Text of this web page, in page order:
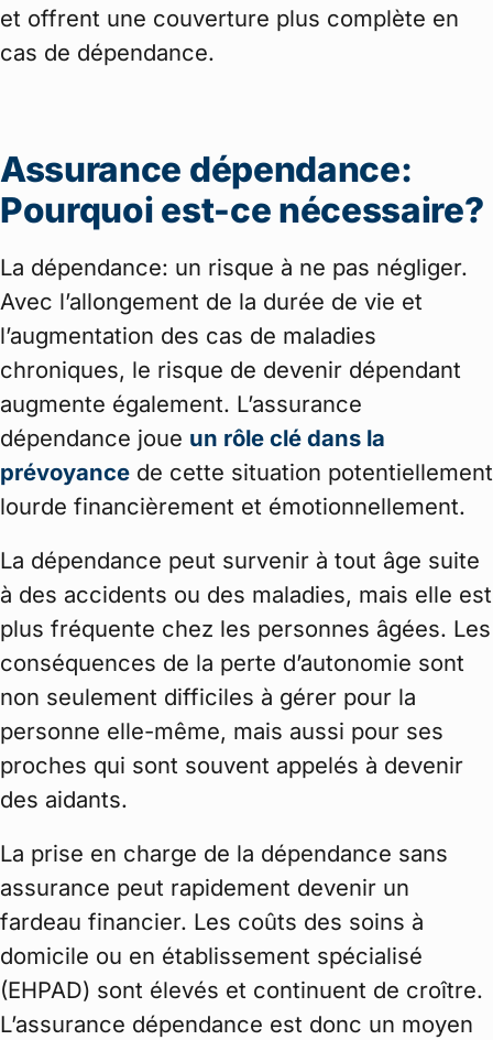
et offrent une couverture plus complète en
cas de dépendance.
Assurance dépendance:
Pourquoi est-ce nécessaire?
La dépendance: un risque à ne pas négliger.
Avec l’allongement de la durée de vie et
l’augmentation des cas de maladies
chroniques, le risque de devenir dépendant
augmente également. L’assurance
dépendance joue un rôle clé dans la
prévoyance de cette situation potentiellement
lourde financièrement et émotionnellement.
La dépendance peut survenir à tout âge suite
à des accidents ou des maladies, mais elle est
plus fréquente chez les personnes âgées. Les
conséquences de la perte d’autonomie sont
non seulement difficiles à gérer pour la
personne elle-même, mais aussi pour ses
proches qui sont souvent appelés à devenir
des aidants.
La prise en charge de la dépendance sans
assurance peut rapidement devenir un
fardeau financier. Les coûts des soins à
domicile ou en établissement spécialisé
(EHPAD) sont élevés et continuent de croître.
L’assurance dépendance est donc un moyen